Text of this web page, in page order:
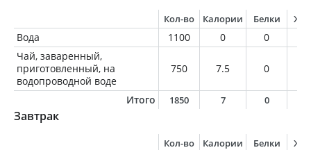
Кол-во Калории Белки
Вода 1100 0 0
Чай, заваренный,
приготовленный, на
водопроводной воде
750 7.5 0
Итого 1850 7 0
Завтрак
Кол-во Калории Белки